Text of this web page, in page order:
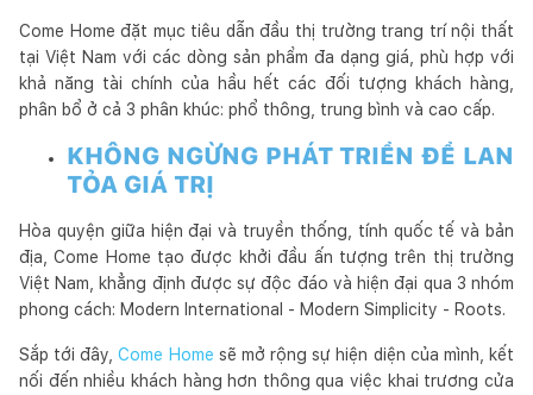
Come Home đặt mục tiêu dẫn đầu thị trường trang trí nội thất
tại Việt Nam với các dòng sản phẩm đa dạng giá, phù hợp với
khả năng tài chính của hầu hết các đối tượng khách hàng,
phân bổ ở cả 3 phân khúc: phổ thông, trung bình và cao cấp.
KHÔNG NGỪNG PHÁT TRIỂN ĐỂ LAN
TỎA GIÁ TRỊ
Hòa quyện giữa hiện đại và truyền thống, tính quốc tế và bản
địa, Come Home tạo được khởi đầu ấn tượng trên thị trường
Việt Nam, khẳng định được sự độc đáo và hiện đại qua 3 nhóm
phong cách: Modern International - Modern Simplicity - Roots.
Sắp tới đây,Come Home sẽ mở rộng sự hiện diện của mình, kết
nối đến nhiều khách hàng hơn thông qua việc khai trương cửa